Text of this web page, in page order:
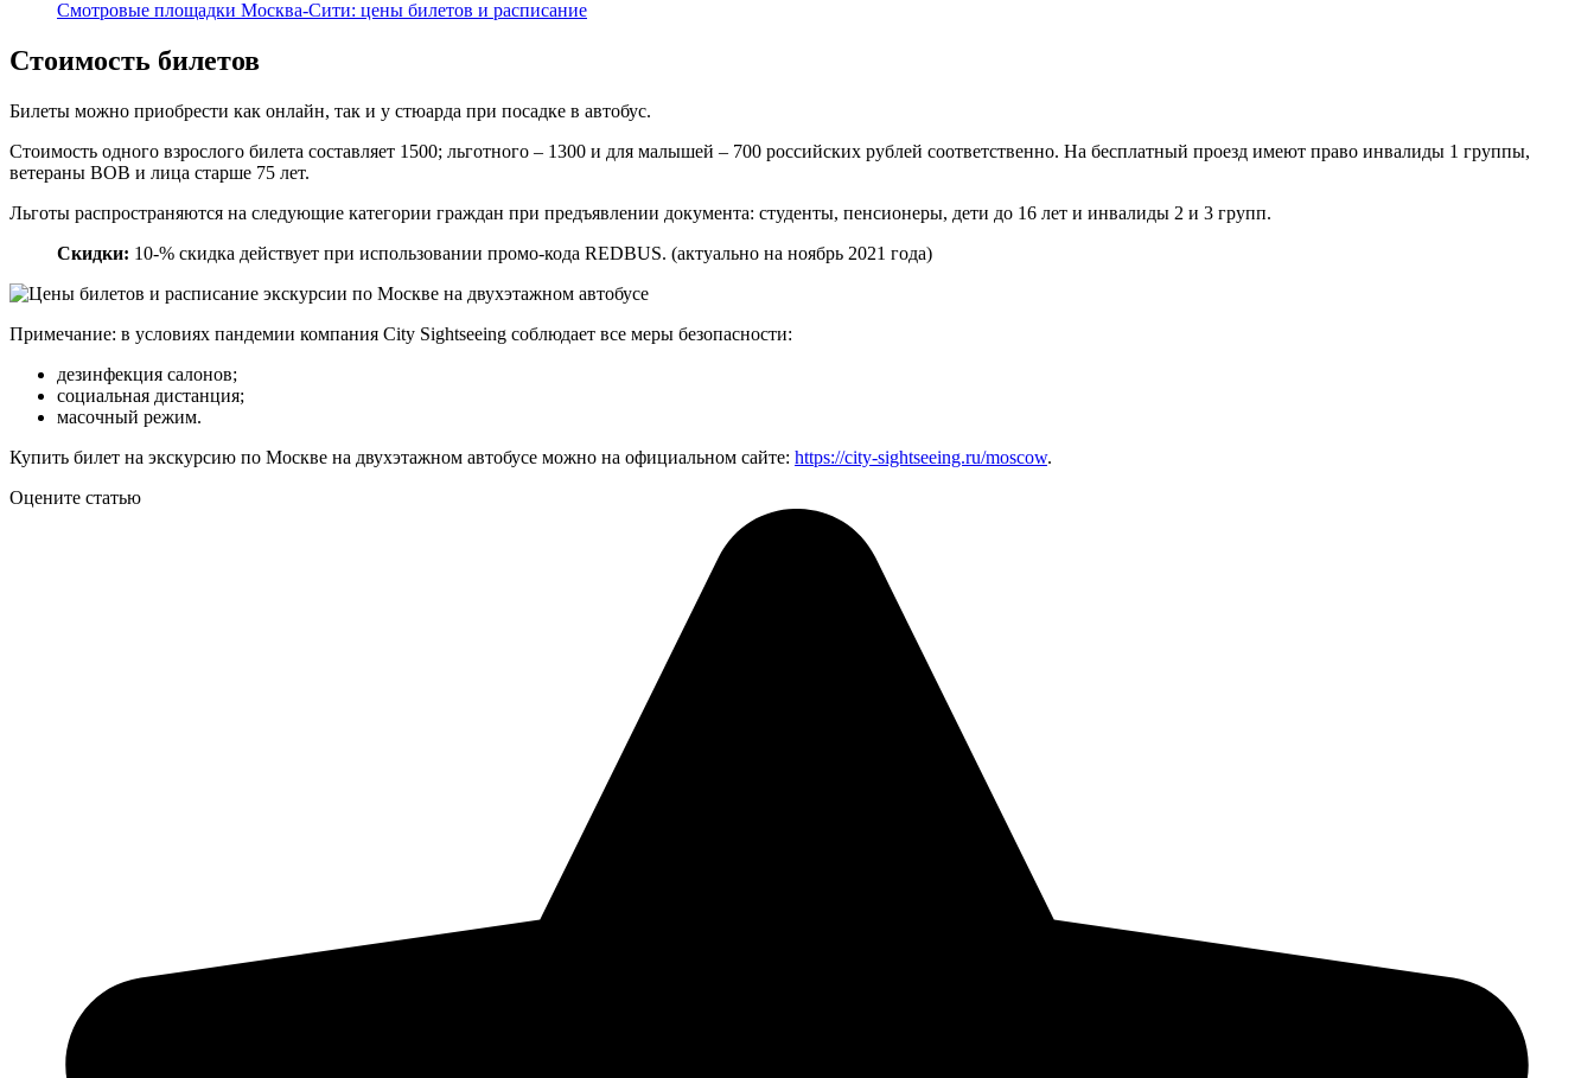
Смотровые площадки Москва-Сити: цены билетов и расписание
Стоимость билетов
Билеты можно приобрести как онлайн, так и у стюарда при посадке в автобус.
Стоимость одного взрослого билета составляет 1500; льготного – 1300 и для малышей – 700 российских рублей соответственно. На бесплатный проезд имеют право инвалиды 1 группы,
ветераны ВОВ и лица старше 75 лет.
Льготы распространяются на следующие категории граждан при предъявлении документа: студенты, пенсионеры, дети до 16 лет и инвалиды 2 и 3 групп.
Скидки: 10-% скидка действует при использовании промо-кода REDBUS. (актуально на ноябрь 2021 года)
Примечание: в условиях пандемии компания City Sightseeing соблюдает все меры безопасности:
дезинфекция салонов;
социальная дистанция;
масочный режим.
Купить билет на экскурсию по Москве на двухэтажном автобусе можно на официальном сайте: https://city-sightseeing.ru/moscow.
Оцените статью